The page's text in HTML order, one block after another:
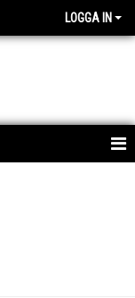
LOGGA IN